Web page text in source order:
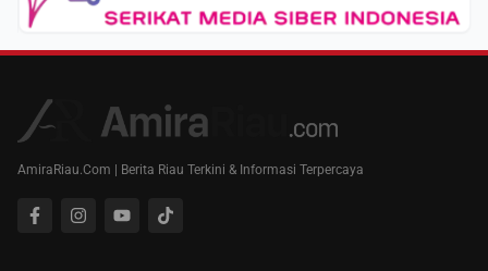
AmiraRiau.Com | Berita Riau Terkini & Informasi Terpercaya